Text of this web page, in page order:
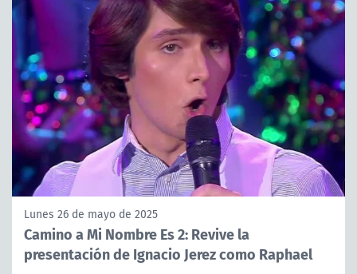
Lunes 26 de mayo de 2025
Camino a Mi Nombre Es 2: Revive la
presentación de Ignacio Jerez como Raphael